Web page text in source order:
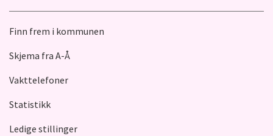
Finn frem i kommunen
Skjema fra A-Å
Vakttelefoner
Statistikk
Ledige stillinger